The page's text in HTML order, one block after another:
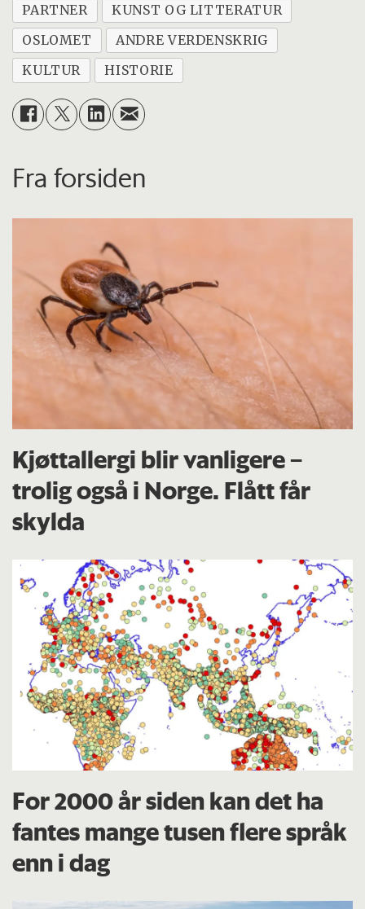
PARTNER
KUNST OG LITTERATUR
OSLOMET
ANDRE VERDENSKRIG
KULTUR
HISTORIE
Fra forsiden
Kjøttallergi blir vanligere –
trolig også i Norge. Flått får
skylda
For 2000 år siden kan det ha
fantes mange tusen flere språk
enn i dag